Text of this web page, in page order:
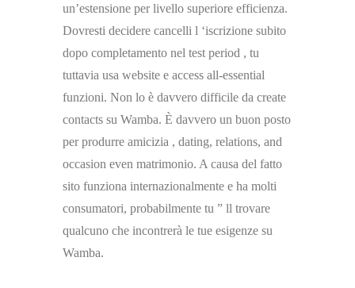
un’estensione per livello superiore efficienza.
Dovresti decidere cancelli l ‘iscrizione subito
dopo completamento nel test period , tu
tuttavia usa website e access all-essential
funzioni. Non lo è davvero difficile da create
contacts su Wamba. È davvero un buon posto
per produrre amicizia , dating, relations, and
occasion even matrimonio. A causa del fatto
sito funziona internazionalmente e ha molti
consumatori, probabilmente tu ” ll trovare
qualcuno che incontrerà le tue esigenze su
Wamba.